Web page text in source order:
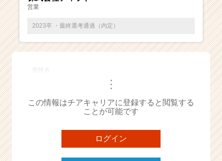
チ
ー・
成
ら
ス
ト
が
営業
2023卒 ・最終選考通過（内定）
面接名
・・・
この情報はチアキャリアに登録すると閲覧する
ことが可能です
ログイン